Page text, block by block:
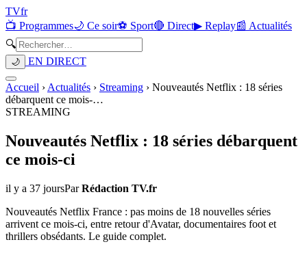
TVfr
📺 Programmes🌙 Ce soir⚽ Sport🔴 Direct▶ Replay📰 Actualités
🔍
🌙 EN DIRECT
Accueil › Actualités › Streaming › Nouveautés Netflix : 18 séries
débarquent ce mois-…
STREAMING
Nouveautés Netflix : 18 séries débarquent
ce mois-ci
il y a 37 joursParRédaction TV.fr
Nouveautés Netflix France : pas moins de 18 nouvelles séries
arrivent ce mois-ci, entre retour d'Avatar, documentaires foot et
thrillers obsédants. Le guide complet.